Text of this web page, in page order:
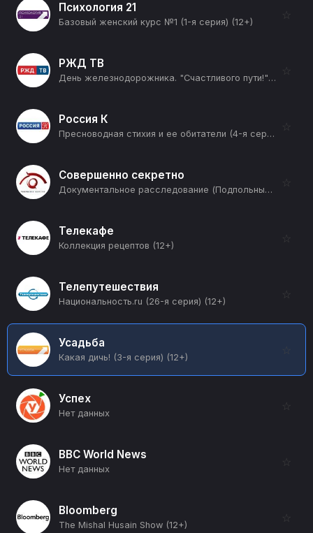
Психология 21
Базовый женский курс №1 (1-я серия) (12+)
☆
РЖД ТВ
День железнодорожника. "Счастливого пути!" (12+)
☆
Россия К
Пресноводная стихия и ее обитатели (4-я серия) (12+)
☆
Совершенно секретно
Документальное расследование (Подпольные коллекционеры) (12+)
☆
Телекафе
Коллекция рецептов (12+)
☆
Телепутешествия
Национальность.ru (26-я серия) (12+)
☆
Усадьба
Какая дичь! (3-я серия) (12+)
Успех
Нет данных
☆
BBC World News
Нет данных
☆
Bloomberg
The Mishal Husain Show (12+)
☆